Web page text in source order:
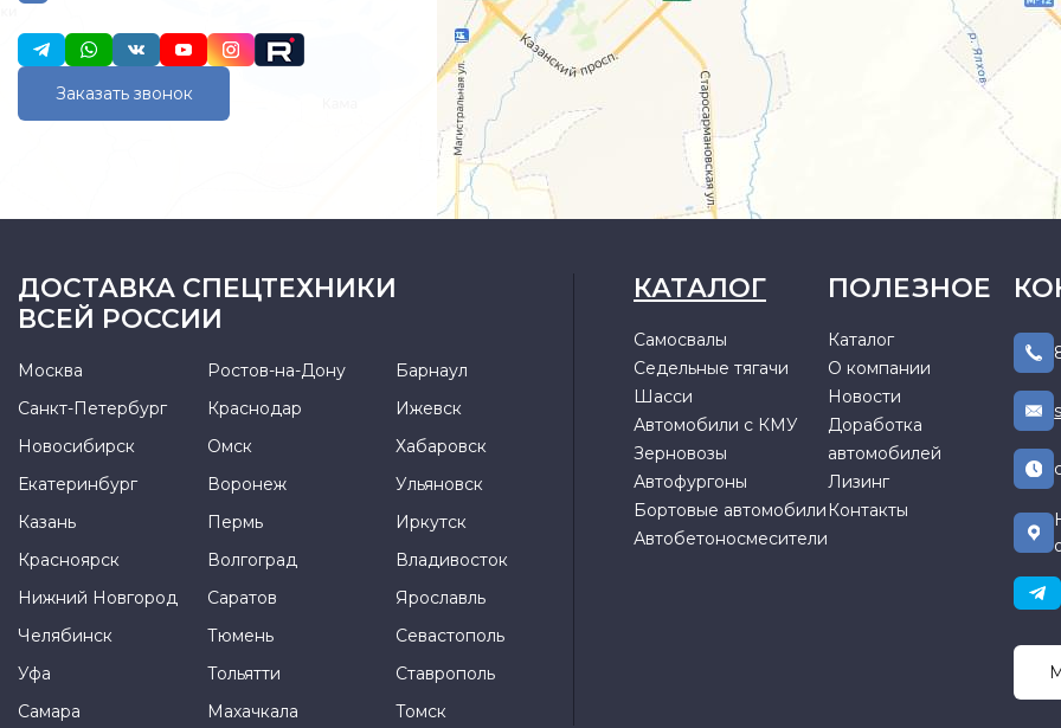
Заказать звонок
ДОСТАВКА СПЕЦТЕХНИКИ
ВСЕЙ РОССИИ
Москва Ростов-на-Дону
Барнаул
Санкт-Петербург
Краснодар
Ижевск
Новосибирск
Омск
Хабаровск
Екатеринбург
Воронеж
Ульяновск
Казань
Пермь
Иркутск
Красноярск
Волгоград
Владивосток
Нижний Новгород
Саратов
Ярославль
Челябинск
Тюмень
Севастополь
Уфа
Тольятти
Ставрополь
Самара
Махачкала Томск
КАТАЛОГ
Самосвалы
Седельные тягачи
Шасси
Автомобили с КМУ
Зерновозы
Автофургоны
Бортовые автомобили
Автобетоносмесители
ПОЛЕЗНОЕ
Каталог
О компании
Новости
Доработка
автомобилей
Лизинг
Контакты